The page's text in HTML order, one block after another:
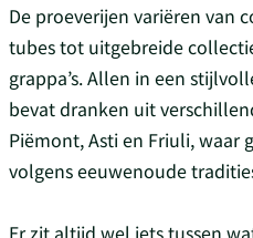
De proeverijen variëren van
tubes tot uitgebreide
grappa’s. Allen in een
bevat dranken uit
Piëmont, Asti en Friuli, waar
volgens eeuwenoude
Er zit altijd wel iets tussen